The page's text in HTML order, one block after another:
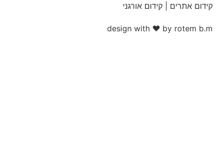
קידום אתרים | קידום אורגני
design with ♥ by rotem b.m